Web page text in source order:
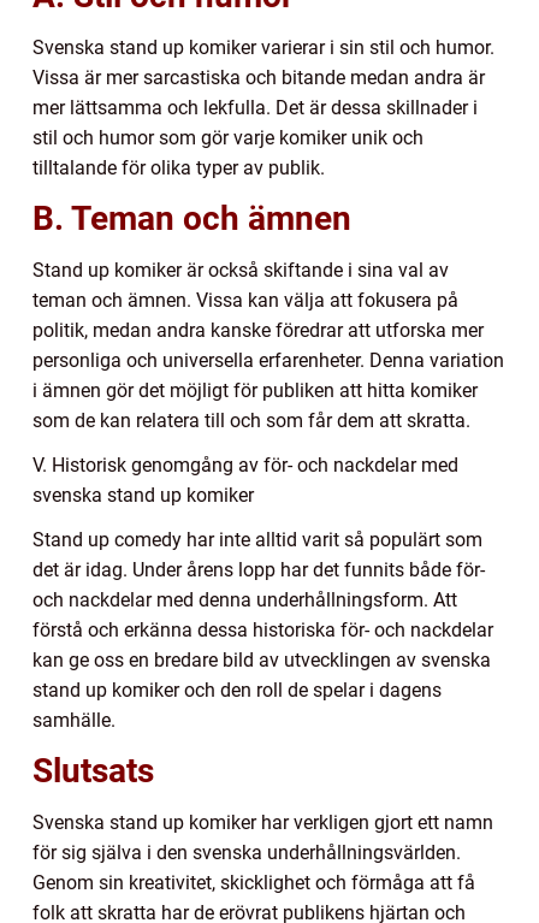
Svenska stand up komiker varierar i sin stil och humor.
Vissa är mer sarcastiska och bitande medan andra är
mer lättsamma och lekfulla. Det är dessa skillnader i
stil och humor som gör varje komiker unik och
tilltalande för olika typer av publik.
B. Teman och ämnen
Stand up komiker är också skiftande i sina val av
teman och ämnen. Vissa kan välja att fokusera på
politik, medan andra kanske föredrar att utforska mer
personliga och universella erfarenheter. Denna variation
i ämnen gör det möjligt för publiken att hitta komiker
som de kan relatera till och som får dem att skratta.
V. Historisk genomgång av för- och nackdelar med
svenska stand up komiker
Stand up comedy har inte alltid varit så populärt som
det är idag. Under årens lopp har det funnits både för-
och nackdelar med denna underhållningsform. Att
förstå och erkänna dessa historiska för- och nackdelar
kan ge oss en bredare bild av utvecklingen av svenska
stand up komiker och den roll de spelar i dagens
samhälle.
Slutsats
Svenska stand up komiker har verkligen gjort ett namn
för sig själva i den svenska underhållningsvärlden.
Genom sin kreativitet, skicklighet och förmåga att få
folk att skratta har de erövrat publikens hjärtan och